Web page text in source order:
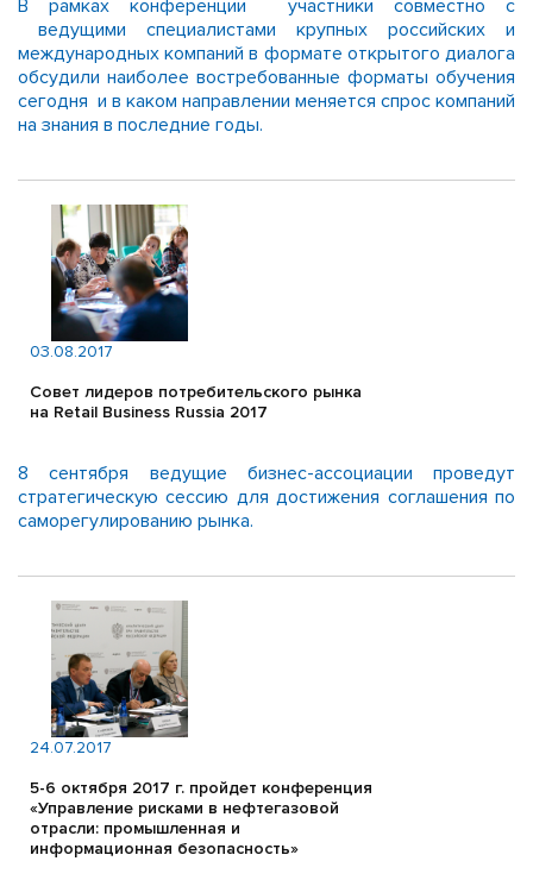
В рамках конференции участники совместно с
ведущими специалистами крупных российских и
международных компаний в формате открытого диалога
обсудили наиболее востребованные форматы обучения
сегодня и в каком направлении меняется спрос компаний
на знания в последние годы.
03.08.2017
Совет лидеров потребительского рынка
на Retail Business Russia 2017
8 сентября ведущие бизнес-ассоциации проведут
стратегическую сессию для достижения соглашения по
саморегулированию рынка.
24.07.2017
5-6 октября 2017 г. пройдет конференция
«Управление рисками в нефтегазовой
отрасли: промышленная и
информационная безопасность»